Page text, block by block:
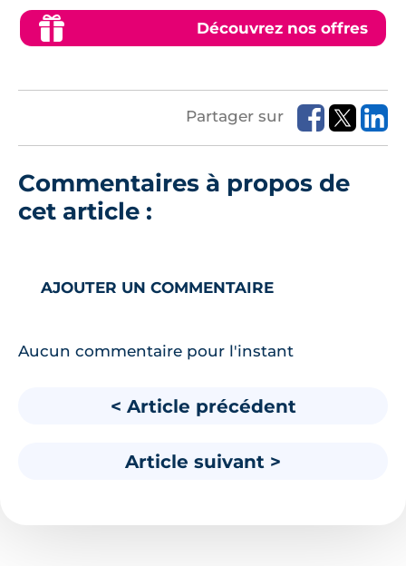
Découvrez nos offres
Partager sur
Commentaires à propos de
cet article :
AJOUTER UN COMMENTAIRE
Aucun commentaire pour l'instant
< Article précédent
Article suivant >